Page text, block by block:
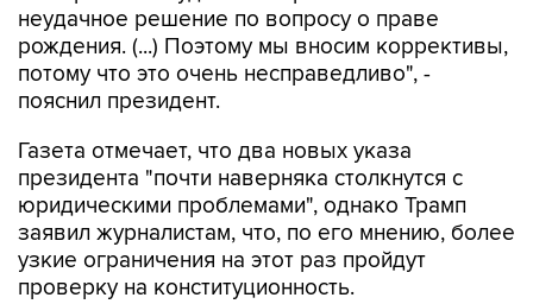
неудачное решение по вопросу о праве
рождения. (...) Поэтому мы вносим коррективы,
потому что это очень несправедливо", -
пояснил президент.
Газета отмечает, что два новых указа
президента "почти наверняка столкнутся с
юридическими проблемами", однако Трамп
заявил журналистам, что, по его мнению, более
узкие ограничения на этот раз пройдут
проверку на конституционность.